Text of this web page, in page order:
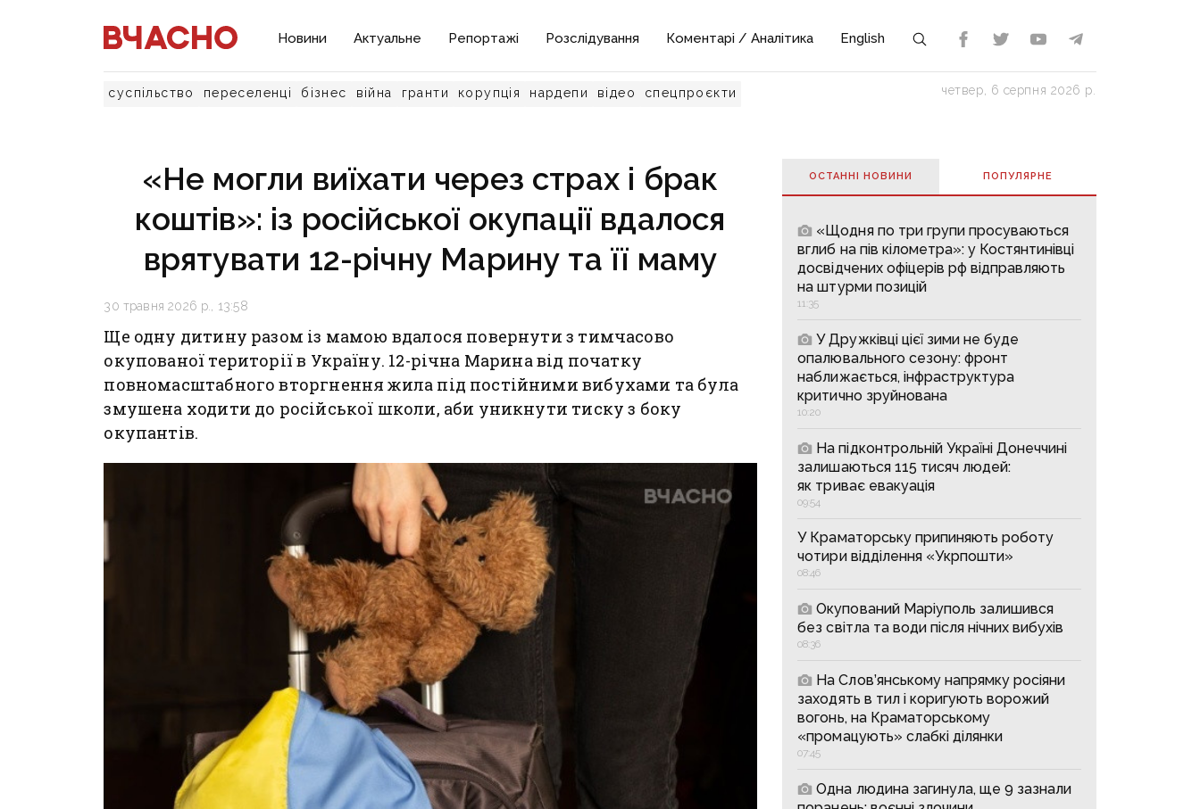
Новини Актуальне Репортажі Розслідування Коментарі / Аналітика English
суспільство переселенці бізнес війна гранти корупція нардепи відео спецпроєкти четвер, 6 серпня 2026 р.
«Не могли виїхати через страх і брак
коштів»: із російської окупації вдалося
врятувати 12-річну Марину та її маму
30 травня 2026 р., 13:58
Ще одну дитину разом із мамою вдалося повернути з тимчасово
окупованої території в Україну. 12-річна Марина від початку
повномасштабного вторгнення жила під постійними вибухами та була
змушена ходити до російської школи, аби уникнути тиску з боку
окупантів.
ОСТАННІ НОВИНИ ПОПУЛЯРНE
«Щодня по три групи просуваються
вглиб на пів кілометра»: у Костянтинівці
досвідчених офіцерів рф відправляють
на штурми позицій
11:35
У Дружківці цієї зими не буде
опалювального сезону: фронт
наближається, інфраструктура
критично зруйнована
10:20
На підконтрольній Україні Донеччині
залишаються 115 тисяч людей:
як триває евакуація
09:54
У Краматорську припиняють роботу
чотири відділення «Укрпошти»
08:46
Окупований Маріуполь залишився
без світла та води після нічних вибухів
08:36
На Слов’янському напрямку росіяни
заходять в тил і коригують ворожий
вогонь, на Краматорському
«промацують» слабкі ділянки
07:45
Одна людина загинула, ще 9 зазнали